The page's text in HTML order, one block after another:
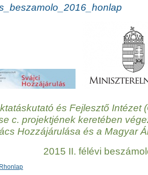
és Fejlesztő Intézet
c. projektjének keretében
Hozzájárulása és a Magyar
2015 II. félévi